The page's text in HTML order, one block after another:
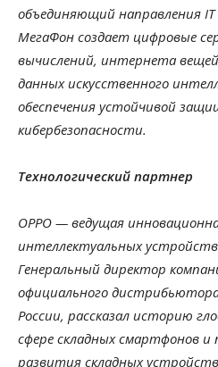
объединяющий направления
МегаФон создает цифровые
вычислений, интернета
данных искусственного
обеспечения устойчивой
кибербезопасности.
Технологический партнер
OPPO — ведущая
интеллектуальных
Генеральный директор
официального
России, рассказал историю
сфере складных смартфонов и
развития складных